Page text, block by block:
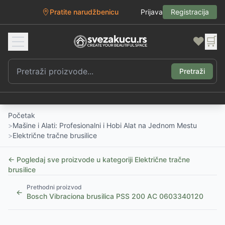
Pratite narudžbenicu Prijava Registracija
❤️ 🛒
Pretraži
Početak
>Mašine i Alati: Profesionalni i Hobi Alat na Jednom Mestu
>Električne tračne brusilice
← Pogledaj sve proizvode u kategoriji Električne tračne
brusilice
←
Prethodni proizvod
Bosch Vibraciona brusilica PSS 200 AC 0603340120